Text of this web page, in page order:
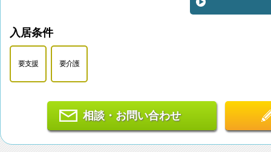
入居条件
要支援 要介護
相談・お問い合わせ